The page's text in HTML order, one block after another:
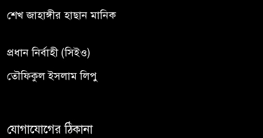
শেখ জাহাঙ্গীর হাছান মানিক
প্রধান নির্বাহী (সিইও)
তৌফিকুল ইসলাম লিপু
যোগাযোগের ঠিকানা